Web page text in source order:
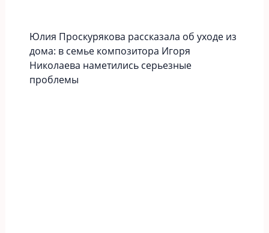
Юлия Проскурякова рассказала об уходе из
дома: в семье композитора Игоря
Николаева наметились серьезные
проблемы